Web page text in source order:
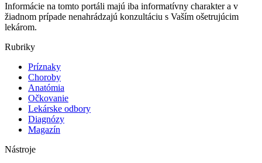
Informácie na tomto portáli majú iba informatívny charakter a v
žiadnom prípade nenahrádzajú konzultáciu s Vaším ošetrujúcim
lekárom.
Rubriky
Príznaky
Choroby
Anatómia
Očkovanie
Lekárske odbory
Diagnózy
Magazín
Nástroje